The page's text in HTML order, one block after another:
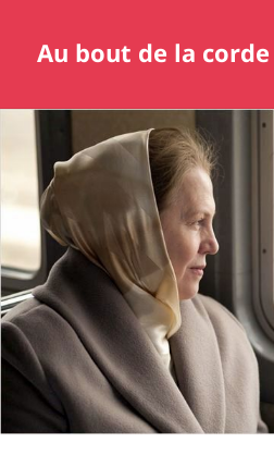
Au bout de la corde